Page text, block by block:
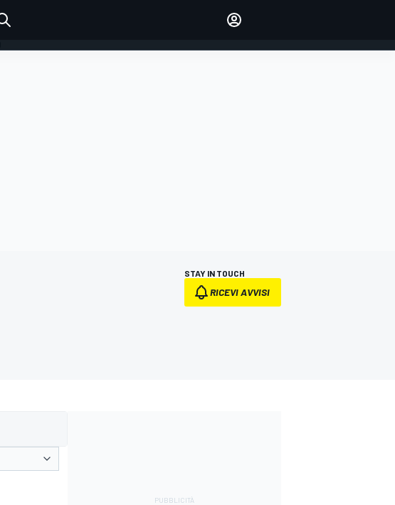
ACCEDI
STAY IN TOUCH
RICEVI AVVISI